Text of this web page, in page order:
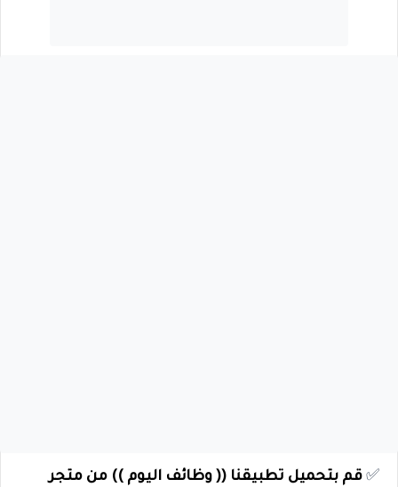
✅ قم بتحميل تطبيقنا (( وظائف اليوم )) من متجر